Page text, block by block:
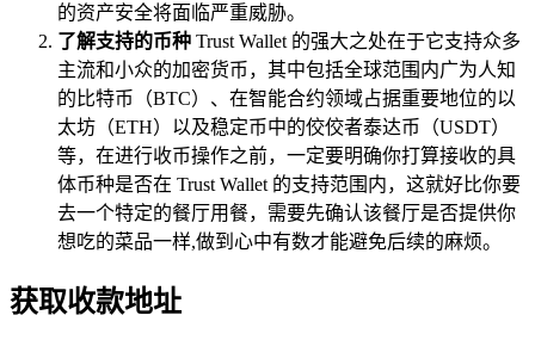
的资产安全将面临严重威胁。
了解支持的币种 Trust Wallet 的强大之处在于它支持众多
主流和小众的加密货币，其中包括全球范围内广为人知
的比特币（BTC）、在智能合约领域占据重要地位的以
太坊（ETH）以及稳定币中的佼佼者泰达币（USDT）
等，在进行收币操作之前，一定要明确你打算接收的具
体币种是否在 Trust Wallet 的支持范围内，这就好比你要
去一个特定的餐厅用餐，需要先确认该餐厅是否提供你
想吃的菜品一样,做到心中有数才能避免后续的麻烦。
获取收款地址